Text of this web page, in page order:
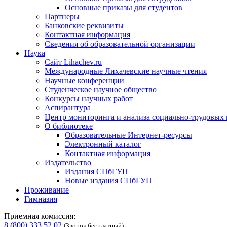
Основные приказы для студентов
Партнеры
Банковские реквизиты
Контактная информация
Сведения об образовательной организации
Наука
Сайт Lihachev.ru
Международные Лихачевские научные чтения
Научные конференции
Студенческое научное общество
Конкурсы научных работ
Аспирантура
Центр мониторинга и анализа социально-трудовых
О библиотеке
Образовательные Интернет-ресурсы
Электронный каталог
Контактная информация
Издательство
Издания СПбГУП
Новые издания СПбГУП
Проживание
Гимназия
Приемная комиссия:
8 (800) 333 52 02